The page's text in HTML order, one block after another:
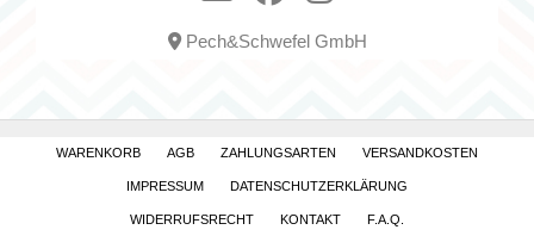
Pech&Schwefel GmbH
WARENKORB AGB ZAHLUNGSARTEN VERSANDKOSTEN
IMPRESSUM DATENSCHUTZERKLÄRUNG
WIDERRUFSRECHT KONTAKT F.A.Q.